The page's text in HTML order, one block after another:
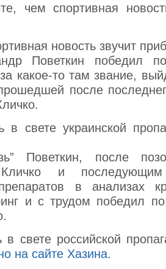
чем спортивная
новость звучит
Поветкин победил
какое-то там звание,
после
в свете украинской
Поветкин, после
и последующим
в анализах
и с трудом победил
свете российской
на сайте Хазина.